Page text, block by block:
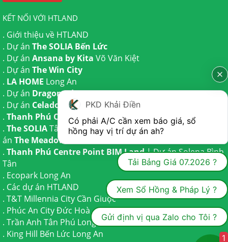
KẾT NỐI VỚI HTLAND
. Giới thiệu về HTLAND
. Dự án The SOLIA Bến Lức
. Dự án Ansana by Kita Võ Văn Kiệt
. Dự án The Win City
. LA HOME Long An
. Dự án Dragon Eden Long An
. Dự án Celadon City
Tân Phú
. Thanh Phú Centre PointBến Lức
. The SOLIATây Ninh | Dự ánThe AGULATrần Anh và Dự
án The Meadow
. Thanh Phú Centre Point BIM Land| Dự ánSolena Bình
Tân
. Ecopark Long An
. Các dự án HTLAND
. T&T Millennia City Cần Giuộc
. Phúc An CityĐức Hoà
. Trần Anh Tân Phú Long An
. King Hill Bến Lức Long An
PKD Khải Điền
Có phải A/C cần xem báo giá, sổ
hồng hay vị trí dự án ah?
Tải Bảng Giá 07.2026 ?
Xem Sổ Hồng & Pháp Lý ?
Gửi định vị qua Zalo cho Tôi ?
1